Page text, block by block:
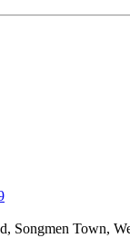
Songmen Town,